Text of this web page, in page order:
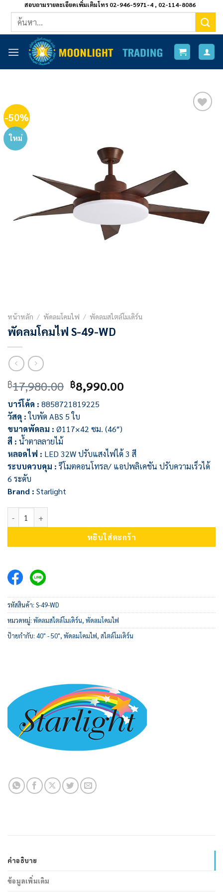
สอบถามรายละเอียดเพิ่มเติมโทร 02-946-5971-4 , 02-114-8086
ค้นหา:
-50%
ใหม่
หน้าหลัก / พัดลมโคมไฟ / พัดลมสไตล์โมเดิร์น
พัดลมโคมไฟ S-49-WD
฿17,980.00 Original
price
was:
฿17,980.00.
฿8,990.00
บาร์โค้ด : 8858721819225
วัสดุ :ใบพัด ABS 5 ใบ
ขนาดพัดลม : Ø117×42 ซม. (46″)
สี : น้ำตาลลายไม้
หลอดไฟ : LED 32W ปรับแสงไฟได้ 3 สี
ระบบควบคุม :รีโมตคอนโทรล/ แอปพลิเคชัน ปรับความเร็วได้
6 ระดับ
Brand : Starlight
หยิบใส่ตะกร้า
รหัสสินค้า: S-49-WD
หมวดหมู่: พัดลมสไตล์โมเดิร์น, พัดลมโคมไฟ
ป้ายกำกับ: 40" - 50", พัดลมโคมไฟ, สไตล์โมเดิร์น
คำอธิบาย
ข้อมูลเพิ่มเติม